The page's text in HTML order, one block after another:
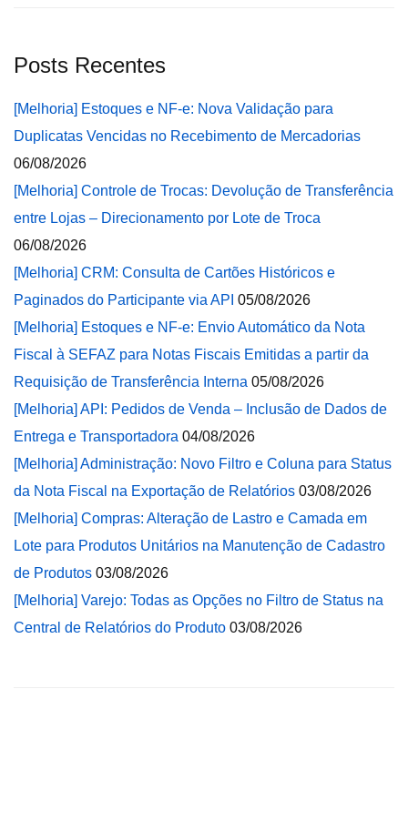
Posts Recentes
[Melhoria] Estoques e NF-e: Nova Validação para
Duplicatas Vencidas no Recebimento de Mercadorias
06/08/2026
[Melhoria] Controle de Trocas: Devolução de Transferência
entre Lojas – Direcionamento por Lote de Troca
06/08/2026
[Melhoria] CRM: Consulta de Cartões Históricos e
Paginados do Participante via API 05/08/2026
[Melhoria] Estoques e NF-e: Envio Automático da Nota
Fiscal à SEFAZ para Notas Fiscais Emitidas a partir da
Requisição de Transferência Interna 05/08/2026
[Melhoria] API: Pedidos de Venda – Inclusão de Dados de
Entrega e Transportadora 04/08/2026
[Melhoria] Administração: Novo Filtro e Coluna para Status
da Nota Fiscal na Exportação de Relatórios 03/08/2026
[Melhoria] Compras: Alteração de Lastro e Camada em
Lote para Produtos Unitários na Manutenção de Cadastro
de Produtos 03/08/2026
[Melhoria] Varejo: Todas as Opções no Filtro de Status na
Central de Relatórios do Produto 03/08/2026